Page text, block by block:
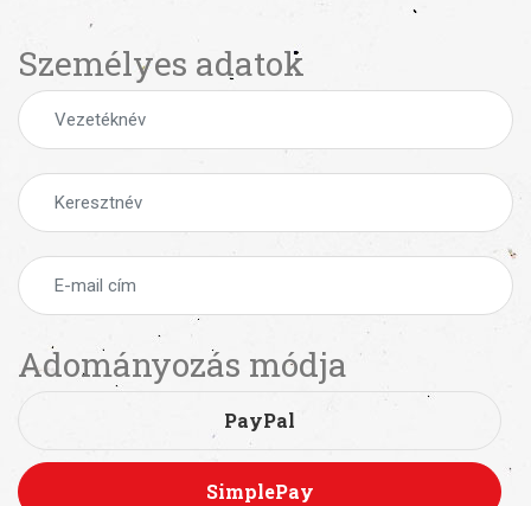
Személyes adatok
Adományozás módja
PayPal
SimplePay